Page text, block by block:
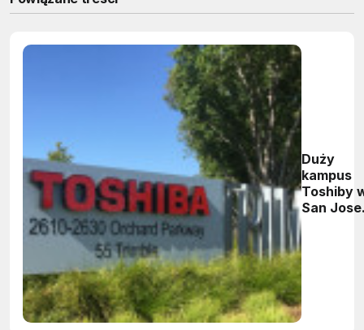
Duży
kampus
Toshiby
San Jose